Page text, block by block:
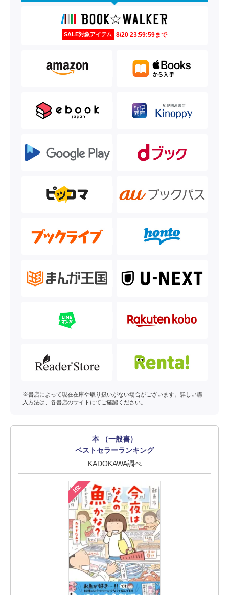
SALE対象アイテム 8/20 23:59:59まで
※書店によって現在在庫や取り扱いがない場合がございます。詳しい購
入方法は、各書店のサイトにてご確認ください。
本 （一般書）
ベストセラーランキング
KADOKAWA調べ
1位